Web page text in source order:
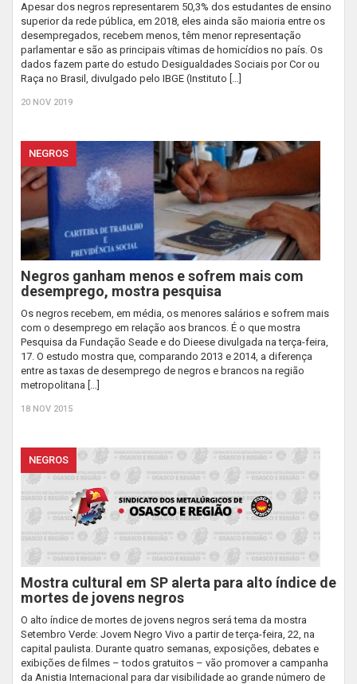
Apesar dos negros representarem 50,3% dos estudantes de ensino
superior da rede pública, em 2018, eles ainda são maioria entre os
desempregados, recebem menos, têm menor representação
parlamentar e são as principais vítimas de homicídios no país. Os
dados fazem parte do estudo Desigualdades Sociais por Cor ou
Raça no Brasil, divulgado pelo IBGE (Instituto […]
20 NOV 2019
NEGROS
Negros ganham menos e sofrem mais com
desemprego, mostra pesquisa
Os negros recebem, em média, os menores salários e sofrem mais
com o desemprego em relação aos brancos. É o que mostra
Pesquisa da Fundação Seade e do Dieese divulgada na terça-feira,
17. O estudo mostra que, comparando 2013 e 2014, a diferença
entre as taxas de desemprego de negros e brancos na região
metropolitana […]
18 NOV 2015
NEGROS
Mostra cultural em SP alerta para alto índice de
mortes de jovens negros
O alto índice de mortes de jovens negros será tema da mostra
Setembro Verde: Jovem Negro Vivo a partir de terça-feira, 22, na
capital paulista. Durante quatro semanas, exposições, debates e
exibições de filmes – todos gratuitos – vão promover a campanha
da Anistia Internacional para dar visibilidade ao grande número de